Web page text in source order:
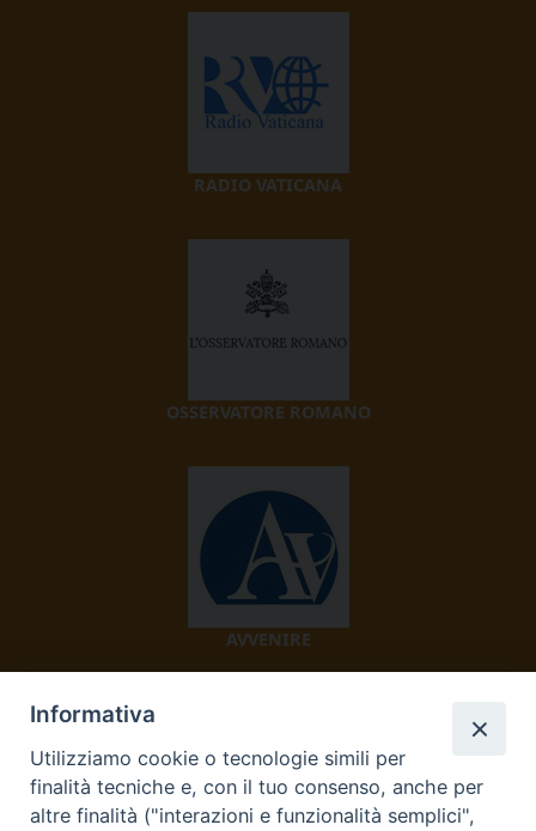
RADIO VATICANA
OSSERVATORE ROMANO
AVVENIRE
Informativa
Utilizziamo cookie o tecnologie simili per
finalità tecniche e, con il tuo consenso, anche per
altre finalità ("interazioni e funzionalità semplici",